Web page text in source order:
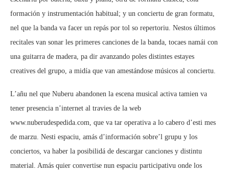
formación y instrumentación habitual; y un conciertu de gran formatu,
nel que la banda va facer un repás por tol so repertoriu. Nestos últimos
recitales van sonar les primeres canciones de la banda, tocaes namái con
una guitarra de madera, pa dir avanzando poles distintes estayes
creatives del grupo, a midía que van amestándose músicos al conciertu.
L’añu nel que Nuberu abandonen la escena musical activa tamien va
tener presencia n’internet al travies de la web
www.nuberudespedida.com, que va tar operativa a lo cabero d’esti mes
de marzu. Nesti espaciu, amás d’información sobre’l grupu y los
conciertos, va haber la posibilidá de descargar canciones y distintu
material. Amás quier convertise nun espaciu participativu onde los